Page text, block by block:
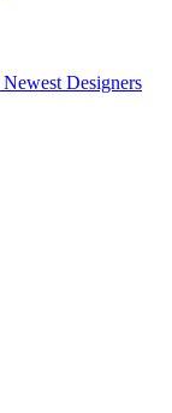
Newest Designers